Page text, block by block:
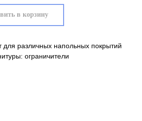
в корзину
для различных напольных покрытий
ограничители